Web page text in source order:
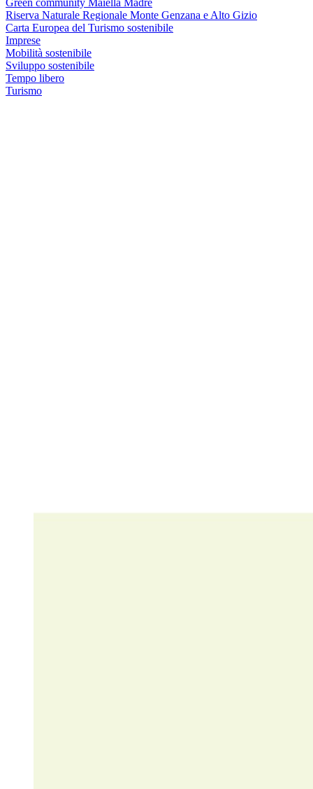
Green community Maiella Madre
Riserva Naturale Regionale Monte Genzana e Alto Gizio
Carta Europea del Turismo sostenibile
Imprese
Mobilità sostenibile
Sviluppo sostenibile
Tempo libero
Turismo